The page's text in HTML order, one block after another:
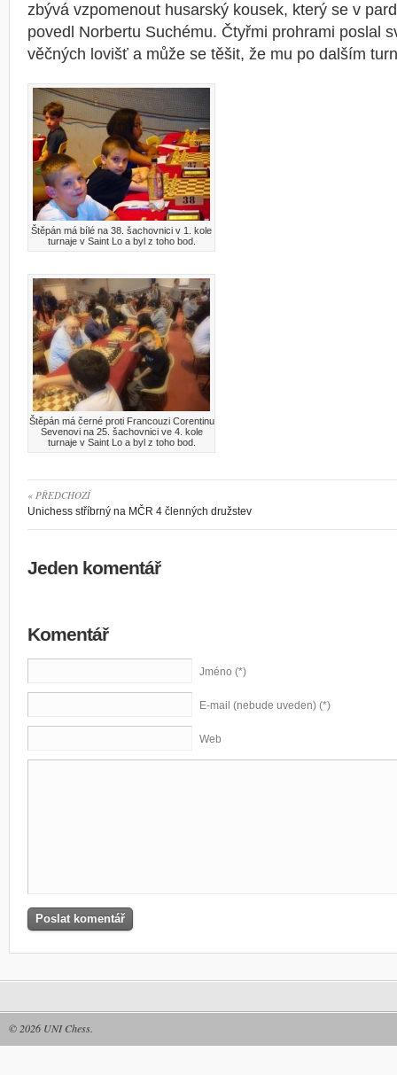
zbývá vzpomenout husarský kousek, který se v
povedl Norbertu Suchému. Čtyřmi prohrami poslal
věčných lovišť a může se těšit, že mu po dalším
Štěpán má bílé na 38. šachovnici v 1. kole
turnaje v Saint Lo a byl z toho bod.
Štěpán má černé proti Francouzi Corentinu
Sevenovi na 25. šachovnici ve 4. kole
turnaje v Saint Lo a byl z toho bod.
« PŘEDCHOZÍ
Unichess stříbrný na MČR 4 členných družstev
Jeden komentář
Komentář
Jméno (*)
E-mail (nebude uveden) (*)
Web
© 2026 UNI Chess